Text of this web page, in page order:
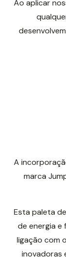
Ao aplicar
A
marca
Esta paleta
de energia e
ligação com
inovadoras